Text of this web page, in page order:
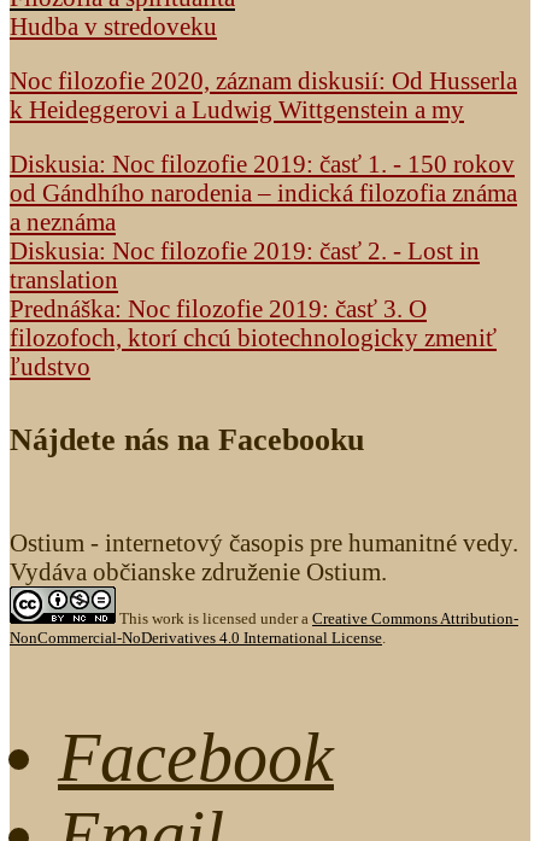
Hudba v stredoveku
Noc filozofie 2020, záznam diskusií: Od Husserla
k Heideggerovi a Ludwig Wittgenstein a my
Diskusia: Noc filozofie 2019: časť 1. - 150 rokov
od Gándhího narodenia – indická filozofia známa
a neznáma
Diskusia: Noc filozofie 2019: časť 2. - Lost in
translation
Prednáška: Noc filozofie 2019: časť 3. O
filozofoch, ktorí chcú biotechnologicky zmeniť
ľudstvo
Nájdete nás na Facebooku
Ostium - internetový časopis pre humanitné vedy.
Vydáva občianske združenie Ostium.
This work is licensed under a Creative Commons Attribution-
NonCommercial-NoDerivatives 4.0 International License
Facebook